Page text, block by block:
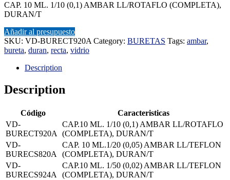
CAP. 10 ML. 1/10 (0,1) AMBAR LL/ROTAFLO (COMPLETA),
DURAN/T
Añadir al presupuesto
SKU: VD-BURECT920A Category: BURETAS Tags: ambar,
bureta, duran, recta, vidrio
Description
Description
Código
Caracteristicas
VD-
BURECT920A
CAP.10 ML. 1/10 (0,1) AMBAR LL/ROTAFLO
(COMPLETA), DURAN/T
VD-
BURECS820A
CAP. 10 ML.1/20 (0,05) AMBAR LL/TEFLON
(COMPLETA), DURAN/T
VD-
BURECS924A
CAP.10 ML. 1/50 (0,02) AMBAR LL/TEFLON
(COMPLETA), DURAN/T